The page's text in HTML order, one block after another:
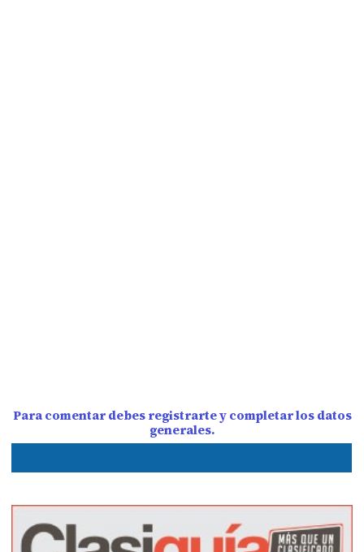
Para comentar debes registrarte y completar los datos
generales.